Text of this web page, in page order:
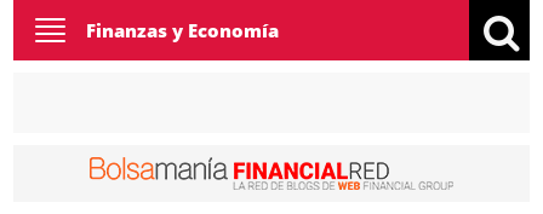
Toggle
navigation
Finanzas y Economía